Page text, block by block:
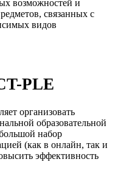
возможностей и
связанных с
видов
PLE
организовать
образовательной
набор
(как в онлайн, так и
эффективность